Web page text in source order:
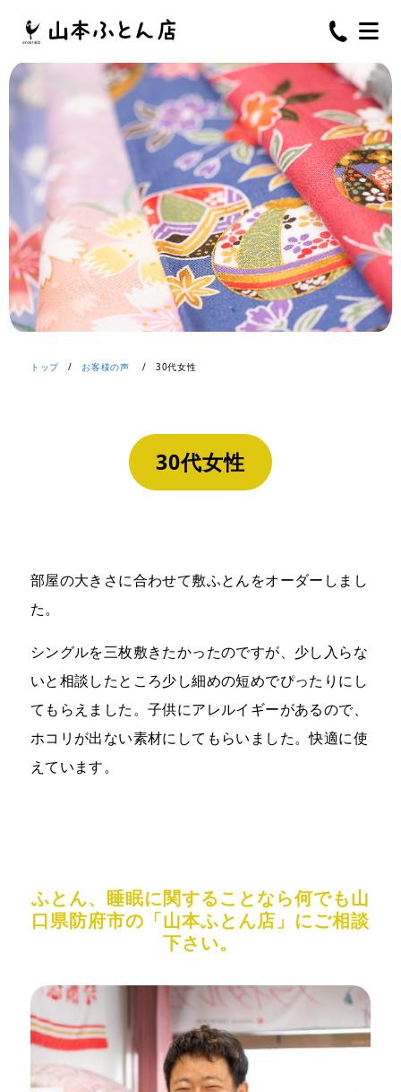
トップ / お客様の声 / 30代女性
30代女性
部屋の大きさに合わせて敷ふとんをオーダーしまし
た。
シングルを三枚敷きたかったのですが、少し入らな
いと相談したところ少し細めの短めでぴったりにし
てもらえました。子供にアレルイギーがあるので、
ホコリが出ない素材にしてもらいました。快適に使
えています。
ふとん、睡眠に関することなら何でも山
口県防府市の「山本ふとん店」にご相談
下さい。